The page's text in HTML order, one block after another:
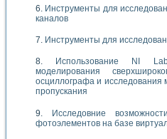
Инструменты для
каналов
Инструменты для
Использование NI
моделирования
осциллографа и исследования
пропускания
Исследовние
фотоэлементов на базе